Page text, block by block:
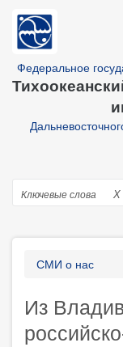
основному
Федеральное
Поиск
X
Строка
СМИ о нас
Из